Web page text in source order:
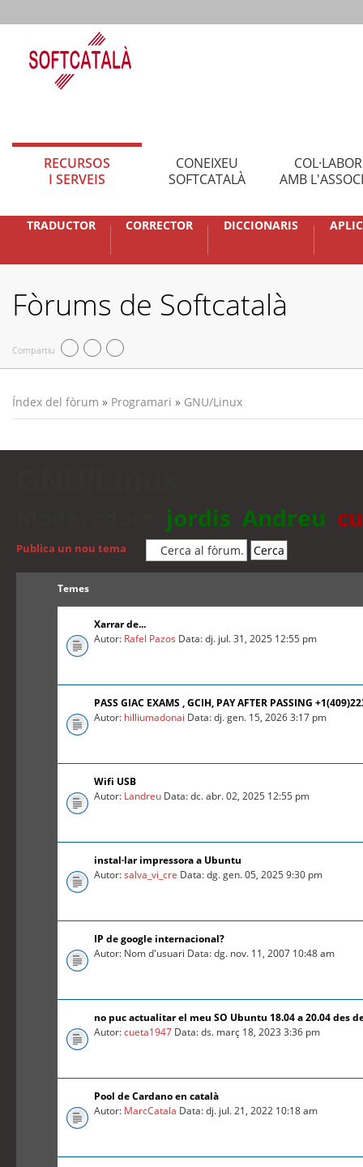
RECURSOS
I SERVEIS
CONEIXEU
SOFTCATALÀ
AMB
TRADUCTOR CORRECTOR DICCIONARIS
Fòrums de Softcatalà
Compartiu
Índex del fòrum » Programari » GNU/Linux
jordis Andreu
Publica un nou tema
Temes
Xarrar de...
Autor: Rafel Pazos Data: dj. jul. 31, 2025 12:55 pm
PASS GIAC EXAMS , GCIH, PAY AFTER PASSING
Autor: hilliumadonai Data: dj. gen. 15, 2026 3:17 pm
Wifi USB
Autor: Landreu Data: dc. abr. 02, 2025 12:55 pm
instal·lar impressora a Ubuntu
Autor:salva_vi_cre Data: dg. gen. 05, 2025 9:30 pm
IP de google internacional?
Autor: Nom d'usuari Data: dg. nov. 11, 2007 10:48 am
no puc actualitar el meu SO Ubuntu 18.04 a 20.04 des
Autor:cueta1947 Data: ds. març 18, 2023 3:36 pm
Pool de Cardano en català
Autor: MarcCatala Data: dj. jul. 21, 2022 10:18 am